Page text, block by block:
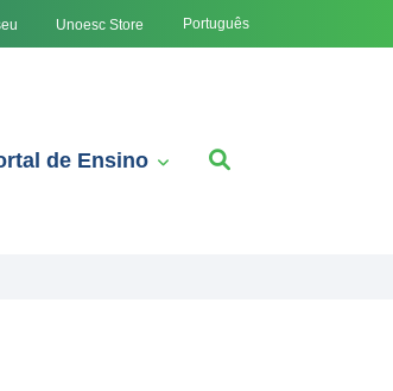
Unoesc Store Português
de Ensino